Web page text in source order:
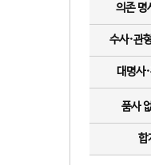
의존 명
수사·관
대명사
품사
합